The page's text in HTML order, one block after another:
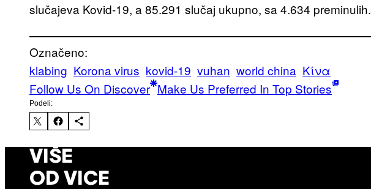
slučajeva Kovid-19, a 85.291 slučaj ukupno, sa 4.634 preminulih.
Označeno:
klabing Korona virus kovid-19 vuhan world china Κίνα
Follow Us On Discover Make Us Preferred In Top Stories
Podeli:
VIŠE
OD VICE